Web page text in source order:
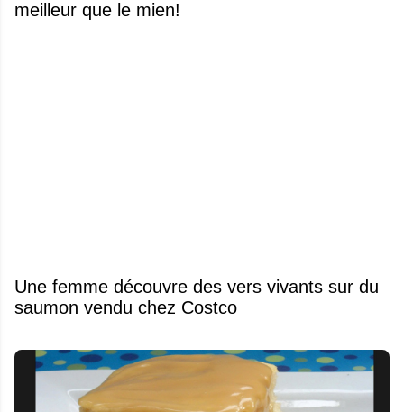
meilleur que le mien!
Une femme découvre des vers vivants sur du
saumon vendu chez Costco